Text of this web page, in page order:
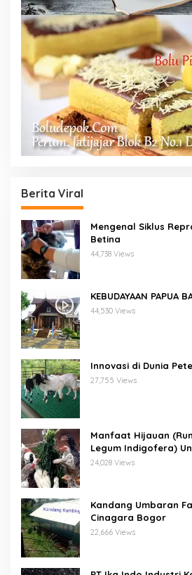
Berita Viral
Mengenal Siklus
Betina
44,738 Views
KEBUDAYAAN PAPUA
44,530 Views
Innovasi di Dunia
27,755 Views
Manfaat Hijauan
Legum Indigofera)
Dan Sensi
24,028 Views
Kandang Umbaran
Cinagara Bogor
22,666 Views